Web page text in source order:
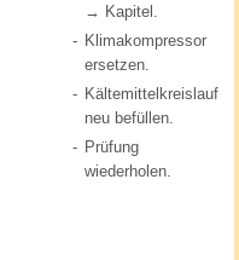
→ Kapitel.
- Klimakompressor
ersetzen.
- Kältemittelkreislauf
neu befüllen.
- Prüfung
wiederholen.